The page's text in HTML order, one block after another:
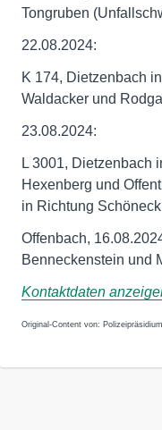
Tongruben
22.08.2024:
K 174, Dietzenbach
Waldacker und
23.08.2024:
L 3001, Dietzenbach
Hexenberg und
in Richtung
Offenbach,
Benneckenstein und
Kontaktdaten
Original-Content von: